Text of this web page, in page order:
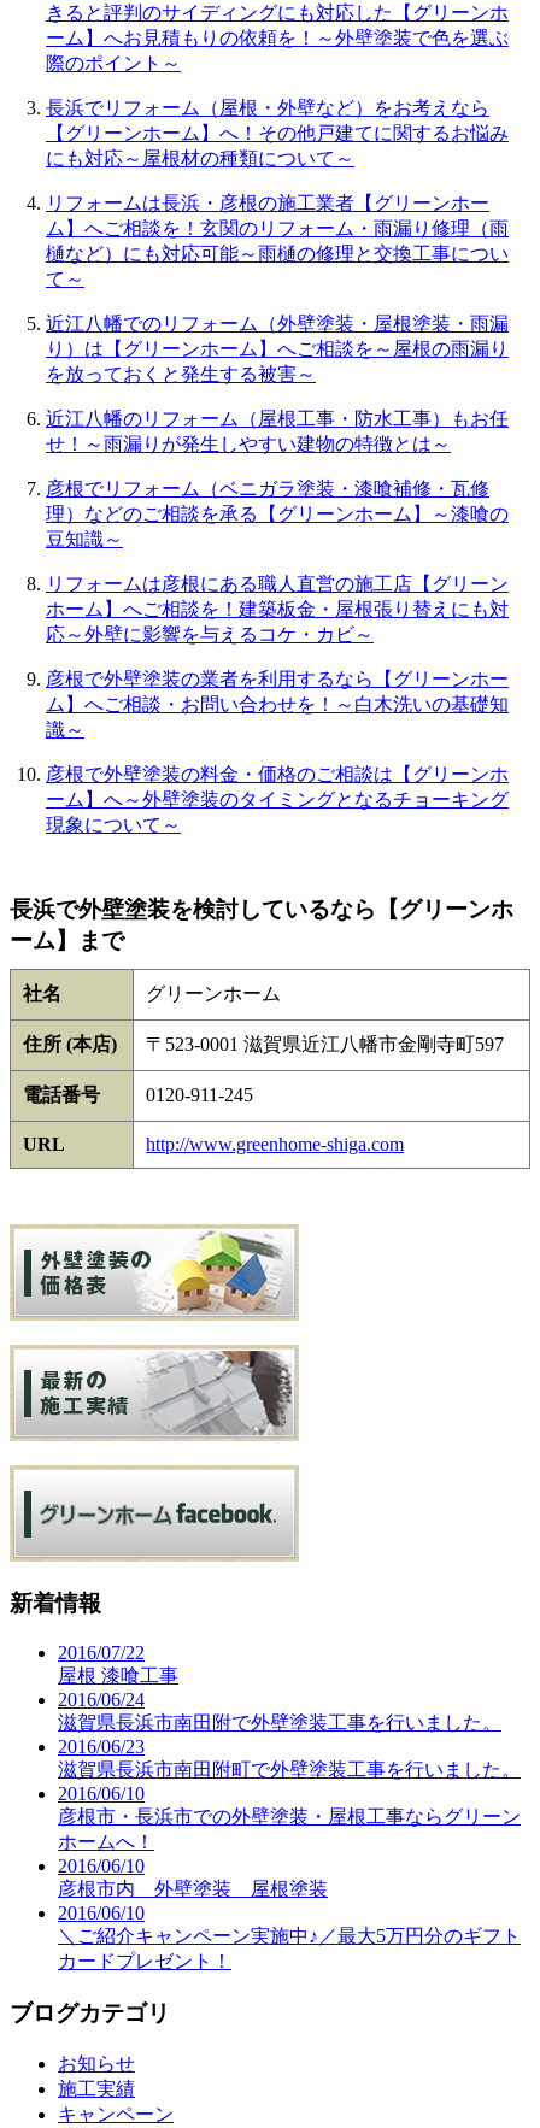
きると評判のサイディングにも対応した【グリーンホ
ーム】へお見積もりの依頼を！～外壁塗装で色を選ぶ
際のポイント～
長浜でリフォーム（屋根・外壁など）をお考えなら
【グリーンホーム】へ！その他戸建てに関するお悩み
にも対応～屋根材の種類について～
リフォームは長浜・彦根の施工業者【グリーンホー
ム】へご相談を！玄関のリフォーム・雨漏り修理（雨
樋など）にも対応可能～雨樋の修理と交換工事につい
て～
近江八幡でのリフォーム（外壁塗装・屋根塗装・雨漏
り）は【グリーンホーム】へご相談を～屋根の雨漏り
を放っておくと発生する被害～
近江八幡のリフォーム（屋根工事・防水工事）もお任
せ！～雨漏りが発生しやすい建物の特徴とは～
彦根でリフォーム（ベニガラ塗装・漆喰補修・瓦修
理）などのご相談を承る【グリーンホーム】～漆喰の
豆知識～
リフォームは彦根にある職人直営の施工店【グリーン
ホーム】へご相談を！建築板金・屋根張り替えにも対
応～外壁に影響を与えるコケ・カビ～
彦根で外壁塗装の業者を利用するなら【グリーンホー
ム】へご相談・お問い合わせを！～白木洗いの基礎知
識～
彦根で外壁塗装の料金・価格のご相談は【グリーンホ
ーム】へ～外壁塗装のタイミングとなるチョーキング
現象について～
長浜で外壁塗装を検討しているなら【グリーンホ
ーム】まで
社名 グリーンホーム
住所 (本店) 〒523-0001 滋賀県近江八幡市金剛寺町597
電話番号 0120-911-245
URL http://www.greenhome-shiga.com
新着情報
2016/07/22
屋根 漆喰工事
2016/06/24
滋賀県長浜市南田附で外壁塗装工事を行いました。
2016/06/23
滋賀県長浜市南田附町で外壁塗装工事を行いました。
2016/06/10
彦根市・長浜市での外壁塗装・屋根工事ならグリーン
ホームへ！
2016/06/10
彦根市内 外壁塗装 屋根塗装
2016/06/10
＼ご紹介キャンペーン実施中♪／最大5万円分のギフト
カードプレゼント！
ブログカテゴリ
お知らせ
施工実績
キャンペーン